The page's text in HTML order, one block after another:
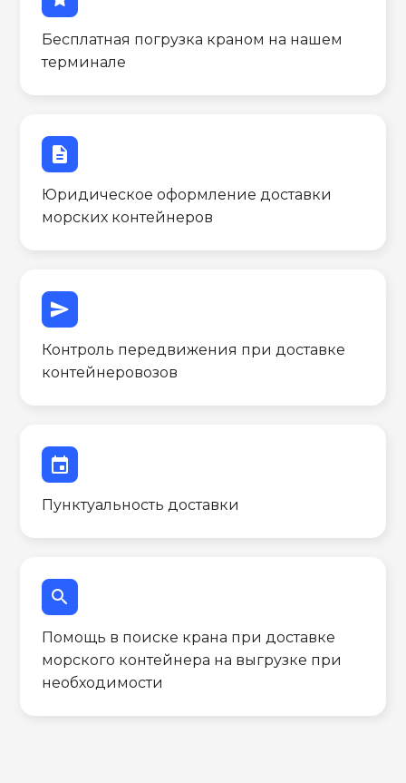
Бесплатная погрузка краном на нашем
терминале
description
Юридическое оформление доставки
морских контейнеров
send
Контроль передвижения при доставке
контейнеровозов
event
Пунктуальность доставки
search
Помощь в поиске крана при доставке
морского контейнера на выгрузке при
необходимости